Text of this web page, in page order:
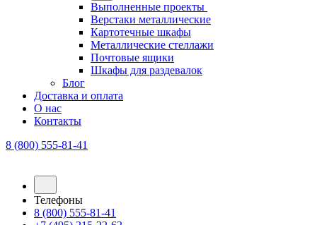
Выполненные проекты
Верстаки металлические
Картотечные шкафы
Металлические стеллажи
Почтовые ящики
Шкафы для раздевалок
Блог
Доставка и оплата
О нас
Контакты
8 (800) 555-81-41
Телефоны
8 (800) 555-81-41